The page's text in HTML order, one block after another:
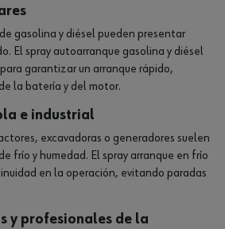
gasolina y diésel pueden presentar
El spray autoarranque gasolina y diésel
garantizar un arranque rápido,
la batería y del motor.
e industrial
excavadoras o generadores suelen
frío y humedad. El spray arranque en frío
en la operación, evitando paradas
y profesionales de la